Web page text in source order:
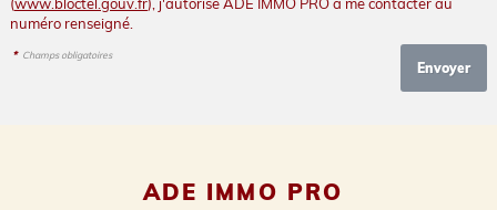
numéro renseigné.
* Champs obligatoires
ADE IMMO PRO